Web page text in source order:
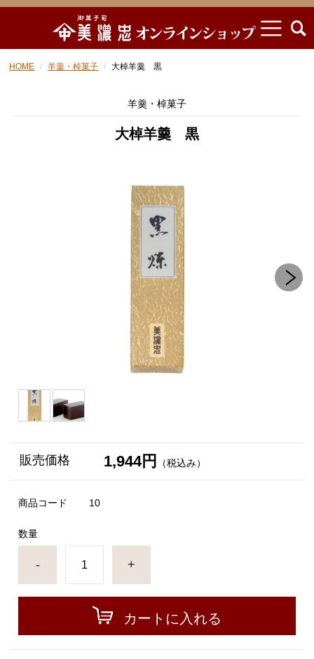
HOME 羊羹・棹菓子 大棹羊羹 黒
羊羹・棹菓子
大棹羊羹 黒
販売価格 1,944円 （税込み）
商品コード 10
数量
- +
カートに入れる